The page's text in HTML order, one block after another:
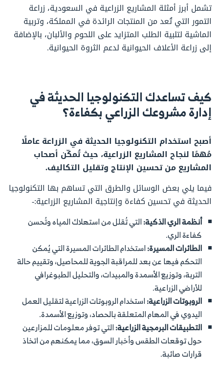
تشمل أبرز أمثلة المشاريع الزراعية في السعودية، زراعة
التمور التي تُعد من المنتجات الرائدة في المملكة، وتربية
الماشية لتلبية الطلب المتزايد على اللحوم والألبان، بالإضافة
إلى زراعة الأعلاف الحيوانية لدعم الثروة الحيوانية.
كيف تساعدك التكنولوجيا الحديثة في
إدارة مشروعك الزراعي بكفاءة؟
أصبح استخدام التكنولوجيا الحديثة في الزراعة عاملًا
مُهمًا لنجاح المشاريع الزراعية، حيث تُمكّن أصحاب
المشاريع من تحسين الإنتاج وتقليل التكاليف.
فيما يلي بعض الوسائل والطرق التي تساهم بها التكنولوجيا
الحديثة في تحسين كفاءة وإنتاجية المشاريع الزراعية:-
أنظمة الري الذكية:التي تُقلل من استهلاك المياه وتُحسن
كفاءة الري.
الطائرات المسيرة:استخدام الطائرات المسيرة التي يُمكن
التحكم فيها عن بعد للمراقبة الجوية للمحاصيل، وتقييم حالة
التربة، وتوزيع الأسمدة والمبيدات، والتحليل الطبوغرافي
للأراضي الزراعية.
الروبوتات الزراعية:استخدام الروبوتات الزراعية لتقليل العمل
اليدوي في المهام المتعلقة بالحصاد، وتوزيع الأسمدة.
التطبيقات البرمجية الزراعية:التي توفر معلومات للمزارعين
حول توقعات الطقس وأخبار السوق، مما يمكنهم من اتخاذ
قرارات صائبة.